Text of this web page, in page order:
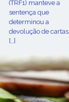
(TRF1) manteve a
sentença que
determinou a
devolução de cartas
[…]